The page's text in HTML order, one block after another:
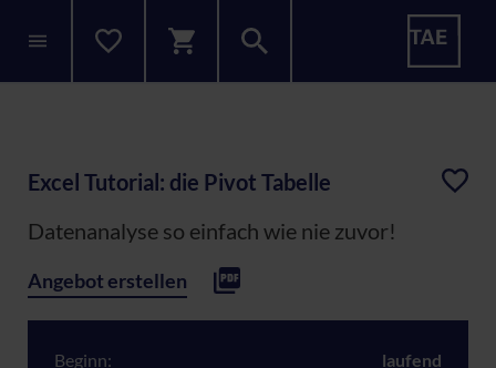
Excel Tutorial: die Pivot Tabelle
Datenanalyse so einfach wie nie zuvor!
Angebot erstellen
Beginn: laufend